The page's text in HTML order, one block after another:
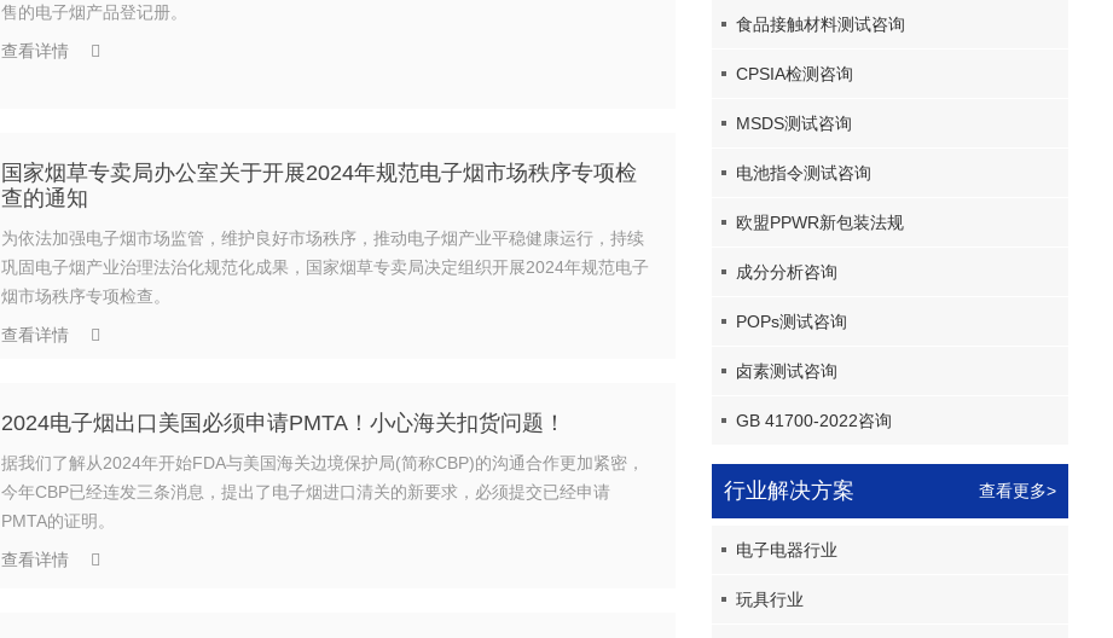
售的电子烟产品登记册。
查看详情
国家烟草专卖局办公室关于开展2024年规范电子烟市场秩序专项检
查的通知
为依法加强电子烟市场监管，维护良好市场秩序，推动电子烟产业平稳健康运行，持续
巩固电子烟产业治理法治化规范化成果，国家烟草专卖局决定组织开展2024年规范电子
烟市场秩序专项检查。
查看详情
2024电子烟出口美国必须申请PMTA！小心海关扣货问题！
据我们了解从2024年开始FDA与美国海关边境保护局(简称CBP)的沟通合作更加紧密，
今年CBP已经连发三条消息，提出了电子烟进口清关的新要求，必须提交已经申请
PMTA的证明。
查看详情
食品接触材料测试咨询
CPSIA检测咨询
MSDS测试咨询
电池指令测试咨询
欧盟PPWR新包装法规
成分分析咨询
POPs测试咨询
卤素测试咨询
GB 41700-2022咨询
行业解决方案 查看更多>
电子电器行业
玩具行业